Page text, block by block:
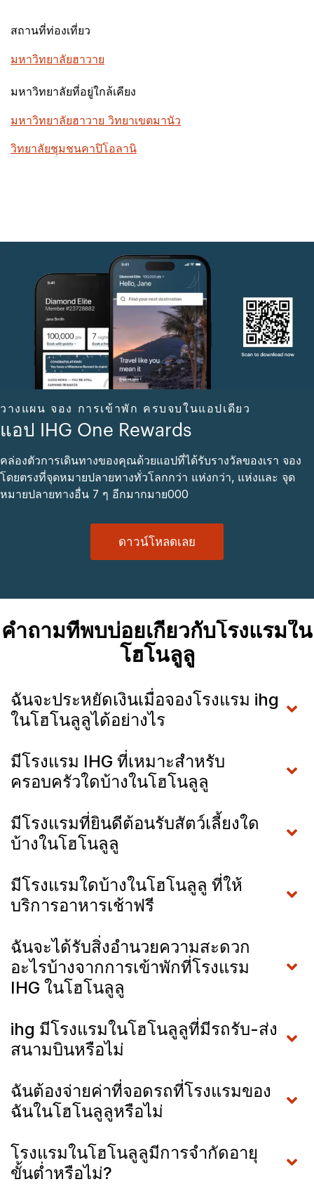
สถานที่ท่องเที่ยว
มหาวิทยาลัยฮาวาย
มหาวิทยาลัยที่อยู่ใกล้เคียง
มหาวิทยาลัยฮาวาย วิทยาเขตมานัว
วิทยาลัยชุมชนคาปิโอลานิ
วางแผน จอง การเข้าพัก ครบจบในแอปเดียว
แอป IHG One Rewards
คล่องตัวการเดินทางของคุณด้วยแอปที่ได้รับรางวัลของเรา จอง
โดยตรงที่จุดหมายปลายทางทั่วโลกกว่า แห่งกว่า, แห่งและ จุด
หมายปลายทางอื่น 7 ๆ อีกมากมาย000
ดาวน์โหลดเลย
คำถามที่พบบ่อยเกี่ยวกับโรงแรมใน
โฮโนลูลู
ฉันจะประหยัดเงินเมื่อจองโรงแรม ihg
ในโฮโนลูลูได้อย่างไร
มีโรงแรม IHG ที่เหมาะสำหรับ
ครอบครัวใดบ้างในโฮโนลูลู
มีโรงแรมที่ยินดีต้อนรับสัตว์เลี้ยงใด
บ้างในโฮโนลูลู
มีโรงแรมใดบ้างในโฮโนลูลู ที่ให้
บริการอาหารเช้าฟรี
ฉันจะได้รับสิ่งอำนวยความสะดวก
อะไรบ้างจากการเข้าพักที่โรงแรม
IHG ในโฮโนลูลู
ihg มีโรงแรมในโฮโนลูลูที่มีรถรับ-ส่ง
สนามบินหรือไม่
ฉันต้องจ่ายค่าที่จอดรถที่โรงแรมของ
ฉันในโฮโนลูลูหรือไม่
โรงแรมในโฮโนลูลูมีการจำกัดอายุ
ขั้นต่ำหรือไม่?